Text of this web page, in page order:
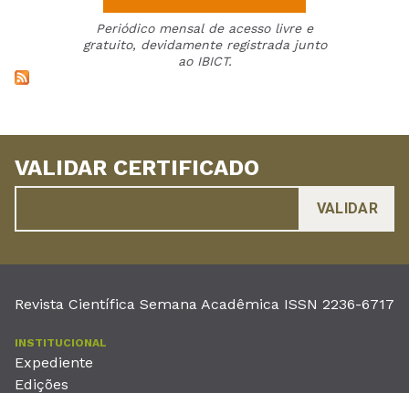
Periódico mensal de acesso livre e
gratuito, devidamente registrada junto
ao IBICT.
VALIDAR CERTIFICADO
Revista Científica Semana Acadêmica ISSN 2236-6717
INSTITUCIONAL
Expediente
Edições